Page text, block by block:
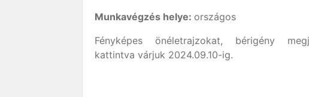
Munkavégzés helye: országos
Fényképes önéletrajzokat, bérigény
kattintva várjuk 2024.09.10-ig.